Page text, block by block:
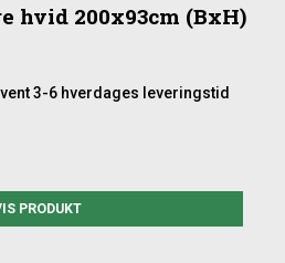
hvid 200x93cm (BxH)
3-6 hverdages leveringstid
PRODUKT